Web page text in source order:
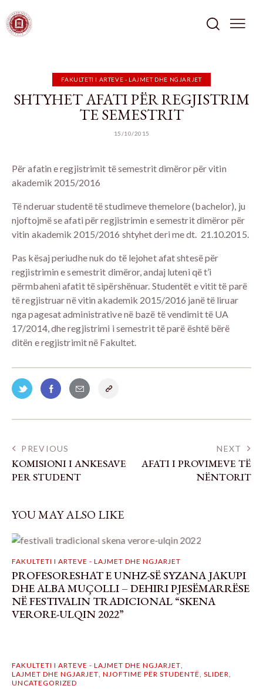
FAKULTETI I ARTEVE - LAJMET DHE NGJARJET
SHTYHET AFATI PËR REGJISTRIM
TE SEMESTRIT
15/10/2015
Për afatin e regjistrimit të semestrit dimëror për vitin
akademik 2015/2016
Të nderuar studentë të studimeve themelore (bachelor), ju
njoftojmë se afati për regjistrimin e semestrit dimëror për
vitin akademik 2015/2016 shtyhet deri me dt. 21.10.2015.
Pas kësaj periudhe nuk do të lejohet afat shtesë për
regjistrimin e semestrit dimëror, andaj luteni që t’i
përmbaheni afatit të sipërshënuar. Studentët e vitit të parë
të regjistruar në vitin akademik 2015/2016 janë të liruar
nga pagesat administrative në bazë të vendimit të UA
17/2014, dhe regjistrimi i semestrit të parë është bërë
ditën e regjistrimit në Fakultet.
PREVIOUS
KOMISIONI I ANKESAVE
PER STUDENT
NEXT
AFATI I PROVIMEVE TË
NËNTORIT
YOU MAY ALSO LIKE
FAKULTETI I ARTEVE - LAJMET DHE NGJARJET
​PROFESORESHAT E UNHZ-SË SYZANA JAKUPI
DHE ALBA MUÇOLLI – DEHIRI PJESËMARRËSE
NË FESTIVALIN TRADICIONAL “SKENA
VERORE-ULQIN 2022”
FAKULTETI I ARTEVE - LAJMET DHE NGJARJET,
LAJMET DHE NGJARJET, NJOFTIME PËR STUDENTË, SLIDER,
UNCATEGORIZED